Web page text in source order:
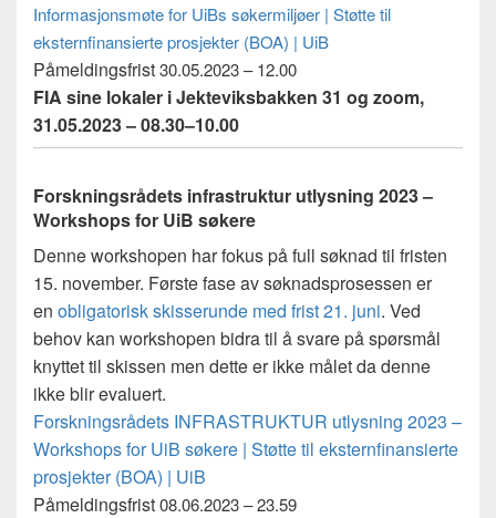
Informasjonsmøte for UiBs søkermiljøer | Støtte til
eksternfinansierte prosjekter (BOA) | UiB
Påmeldingsfrist30.05.2023 – 12.00
FIA sine lokaler i Jekteviksbakken 31 og zoom,
31.05.2023 –08.30–10.00
Forskningsrådets infrastruktur utlysning 2023 –
Workshops for UiB søkere
Denne workshopen har fokus på full søknad til fristen
15. november. Første fase av søknadsprosessen er
en obligatorisk skisserunde med frist 21. juni. Ved
behov kan workshopen bidra til å svare på spørsmål
knyttet til skissen men dette er ikke målet da denne
ikke blir evaluert.
Forskningsrådets INFRASTRUKTUR utlysning 2023 –
Workshops for UiB søkere | Støtte til eksternfinansierte
prosjekter (BOA) | UiB
Påmeldingsfrist08.06.2023 – 23.59